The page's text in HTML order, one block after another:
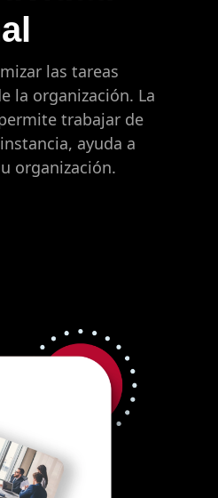
las tareas
la organización. La
trabajar de
ayuda a
organización.